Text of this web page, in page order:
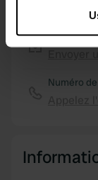
Collect
which can
provide social
Visitez le
E-mail
Numéro